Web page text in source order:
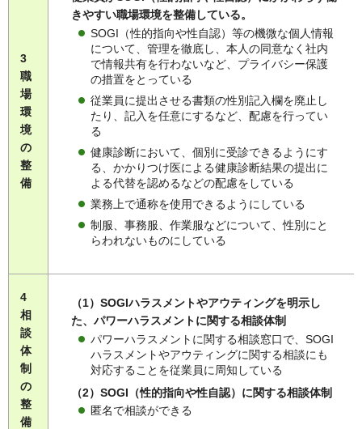
3
職
場
環
境
の
整
備
きやすい職場環境を整備している。
SOGI（性的指向や性自認）等の機微な個人情報
について、管理を徹底し、本人の同意なく社内
で情報共有を行わないなど、プライバシー保護
の措置をとっている
従業員に提出させる書類の性別記入欄を廃止し
たり、記入を任意にするなど、配慮を行ってい
る
健康診断において、個別に受診できるようにす
る、かかりつけ医による健康診断結果の提出に
よる代替を認めるなどの配慮をしている
業務上で通称を使用できるようにしている
制服、事務服、作業服などについて、性別にと
らわれないものにしている
4
相
談
体
制
の
整
備
（1）SOGIハラスメントやアウティングを明示し
た、パワーハラスメントに関する相談体制
パワーハラスメントに関する相談窓口で、SOGI
ハラスメントやアウティングに関する相談にも
対応することを従業員に周知している
（2）SOGI（性的指向や性自認）に関する相談体制
匿名で相談ができる